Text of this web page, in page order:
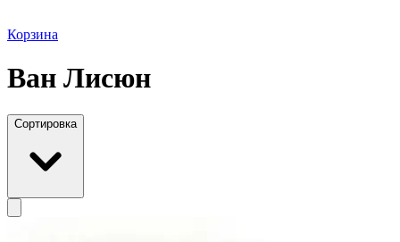
Корзина
Ван Лисюн
Сортировка